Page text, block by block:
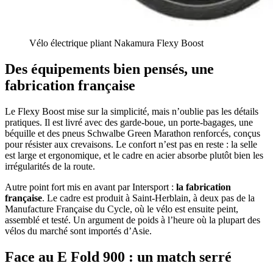
Vélo électrique pliant Nakamura Flexy Boost
Des équipements bien pensés, une
fabrication française
Le Flexy Boost mise sur la simplicité, mais n’oublie pas les détails
pratiques. Il est livré avec des garde-boue, un porte-bagages, une
béquille et des pneus Schwalbe Green Marathon renforcés, conçus
pour résister aux crevaisons. Le confort n’est pas en reste : la selle
est large et ergonomique, et le cadre en acier absorbe plutôt bien les
irrégularités de la route.
Autre point fort mis en avant par Intersport : la fabrication
française. Le cadre est produit à Saint-Herblain, à deux pas de la
Manufacture Française du Cycle, où le vélo est ensuite peint,
assemblé et testé. Un argument de poids à l’heure où la plupart des
vélos du marché sont importés d’Asie.
Face au E Fold 900 : un match serré